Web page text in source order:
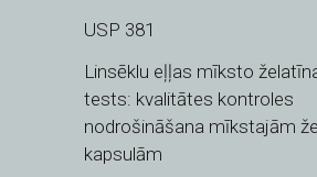
USP 381
Linsēklu eļļas mīksto
tests: kvalitātes kontroles
nodrošināšana mīkstajām
kapsulām